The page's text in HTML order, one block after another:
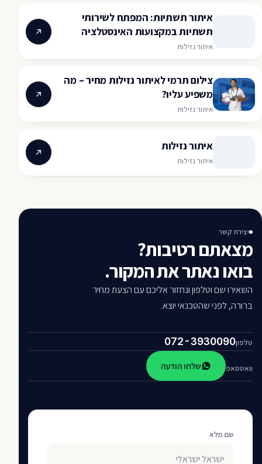
איתור תשתיות: המפתח לשירותי
תשתיות במקצועות האינסטלציה
איתור נזילות
צילום תרמי לאיתור נזילות מחיר – מה
משפיע עליו?
איתור נזילות
איתור נזילות
איתור נזילות
יצירת קשר
מצאתם רטיבות?
בואו נאתר את המקור.
השאירו שם וטלפון ונחזור אליכם עם הצעת מחיר
ברורה, לפני שהטכנאי יוצא.
טלפון072-3930090
וואטסאפ שלחו הודעה
שם מלא